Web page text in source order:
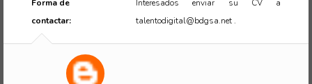
Forma de
contactar:
Interesados enviar su CV a
talentodigital@bdgsa.net .